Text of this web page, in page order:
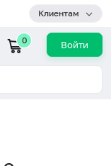
Клиентам
0 Войти